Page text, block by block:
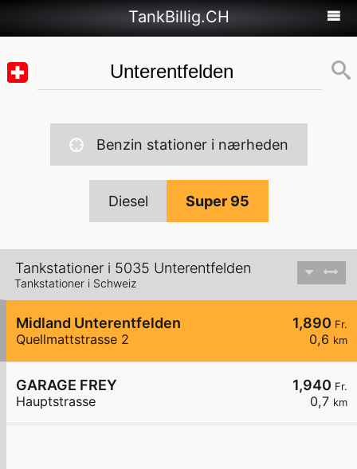
TankBillig.CH
Benzin stationer i nærheden
Diesel Super 95
Tankstationer i 5035 Unterentfelden
Tankstationer i Schweiz
1,890 Fr.
0,6 km
Midland Unterentfelden
Quellmattstrasse 2
1,940 Fr.
0,7 km
GARAGE FREY
Hauptstrasse